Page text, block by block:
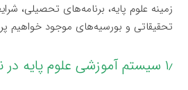
زمینه علوم پایه، برنامه‌های تحصیلی،
تحقیقاتی و بورسیه‌های موجود خواهیم
۱٫ سیستم آموزشی علوم پایه در نروژ